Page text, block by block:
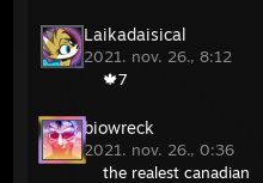
Laikadaisical
2021. nov. 26., 8:12
🍁7
biowreck
2021. nov. 26., 0:36
the realest canadian